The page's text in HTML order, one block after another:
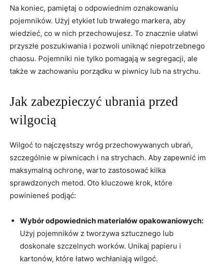
Na koniec, pamiętaj o odpowiednim oznakowaniu
pojemników. Użyj etykiet lub trwałego markera, aby
wiedzieć, co w nich przechowujesz. To znacznie ułatwi
przyszłe poszukiwania i pozwoli uniknąć niepotrzebnego
chaosu. Pojemniki nie tylko pomagają w segregacji, ale
także w zachowaniu porządku w piwnicy lub na strychu.
Jak zabezpieczyć ubrania przed
wilgocią
Wilgoć to najczęstszy wróg przechowywanych ubrań,
szczególnie w piwnicach i na strychach. Aby zapewnić im
maksymalną ochronę, warto zastosować kilka
sprawdzonych metod. Oto kluczowe krok, które
powinieneś podjąć:
Wybór odpowiednich materiałów opakowaniowych:
Użyj pojemników z tworzywa sztucznego lub
doskonale szczelnych worków. Unikaj papieru i
kartonów, które łatwo wchłaniają wilgoć.